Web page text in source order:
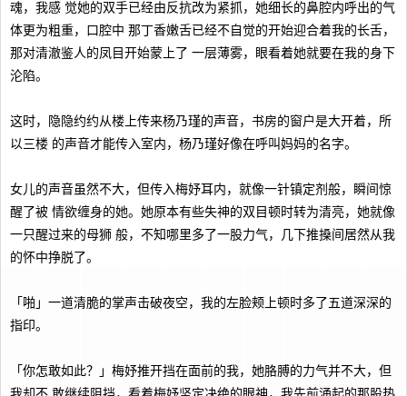
魂，我感 觉她的双手已经由反抗改为紧抓，她细长的鼻腔内呼出的气
体更为粗重，口腔中 那丁香嫩舌已经不自觉的开始迎合着我的长舌，
那对清澈鉴人的凤目开始蒙上了 一层薄雾，眼看着她就要在我的身下
沦陷。
这时，隐隐约约从楼上传来杨乃瑾的声音，书房的窗户是大开着，所
以三楼 的声音才能传入室内，杨乃瑾好像在呼叫妈妈的名字。
女儿的声音虽然不大，但传入梅妤耳内，就像一针镇定剂般，瞬间惊
醒了被 情欲缠身的她。她原本有些失神的双目顿时转为清亮，她就像
一只醒过来的母狮 般，不知哪里多了一股力气，几下推搡间居然从我
的怀中挣脱了。
「啪」一道清脆的掌声击破夜空，我的左脸颊上顿时多了五道深深的
指印。
「你怎敢如此？」梅妤推开挡在面前的我，她胳膊的力气并不大，但